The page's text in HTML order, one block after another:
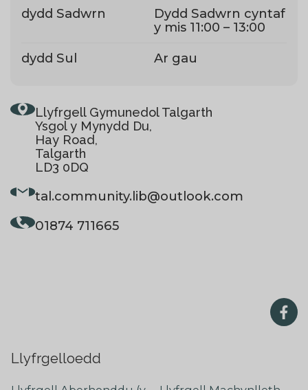
dydd Sadwrn
Dydd Sadwrn cyntaf
y mis 11:00 – 13:00
dydd Sul
Ar gau
Llyfrgell Gymunedol Talgarth
Ysgol y Mynydd Du,
Hay Road,
Talgarth
LD3 0DQ
tal.community.lib@outlook.com
01874 711665
Llyfrgelloedd